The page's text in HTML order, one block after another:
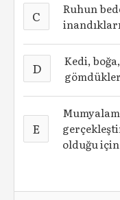
C
Ruhun
D
Kedi,
E
olduğu için